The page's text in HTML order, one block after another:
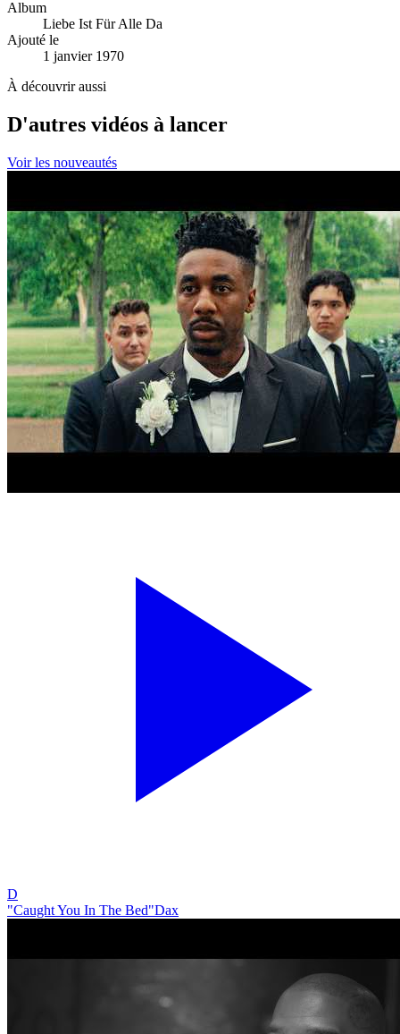
Album
Liebe Ist Für Alle Da
Ajouté le
1 janvier 1970
À découvrir aussi
D'autres vidéos à lancer
Voir les nouveautés
D
"Caught You In The Bed"Dax